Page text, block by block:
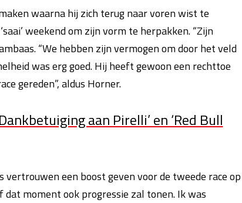
waarna hij zich terug naar voren wist te
weekend om zijn vorm te herpakken. “Zijn
“We hebben zijn vermogen om door het veld
was erg goed. Hij heeft gewoon een rechttoe
gereden”, aldus Horner.
aan Pirelli’ en ‘Red Bull
vertrouwen een boost geven voor de tweede race op
moment ook progressie zal tonen. Ik was